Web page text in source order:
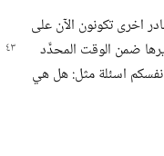
اخرى تكونون الآن على
ضمن الوقت المحدَّد
نفسكم اسئلة مثل:‏ هل هي